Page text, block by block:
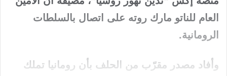
العام للناتو مارك روته على اتصال بالسلطات
الرومانية.
وأفاد مصدر مقرّب من الحلف بأن رومانيا تملك